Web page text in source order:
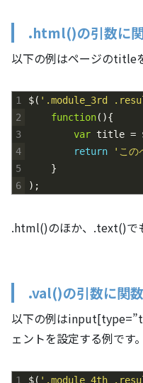
.html()の引数に
以下の例はページのtitle
1
2
3
4
5
6
$( '.module_3rd
function( ){
var title =
return
'この
}
) ;
.html()のほか、.text()で
.val()の引数に関
以下の例は
ェントを設定する例です。
1
$( '.module_4th